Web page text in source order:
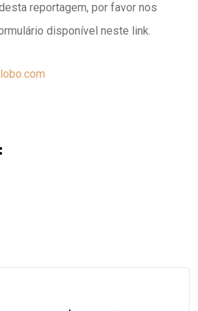
reportagem, por favor nos
disponível neste link.